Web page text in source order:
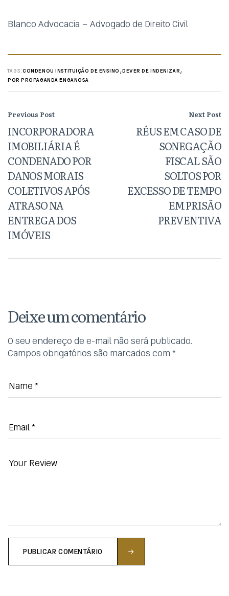
Blanco Advocacia – Advogado de Direito Civil
TAGS:CONDENOU INSTITUIÇÃO DE ENSINO ,DEVER DE INDENIZAR,
POR PROPAGANDA ENGANOSA
Previous Post
INCORPORADORA
IMOBILIÁRIA É
CONDENADO POR
DANOS MORAIS
COLETIVOS APÓS
ATRASO NA
ENTREGA DOS
IMÓVEIS
Next Post
RÉUS EM CASO DE
SONEGAÇÃO
FISCAL SÃO
SOLTOS POR
EXCESSO DE TEMPO
EM PRISÃO
PREVENTIVA
Deixe um comentário
O seu endereço de e-mail não será publicado.
Campos obrigatórios são marcados com *
PUBLICAR COMENTÁRIO